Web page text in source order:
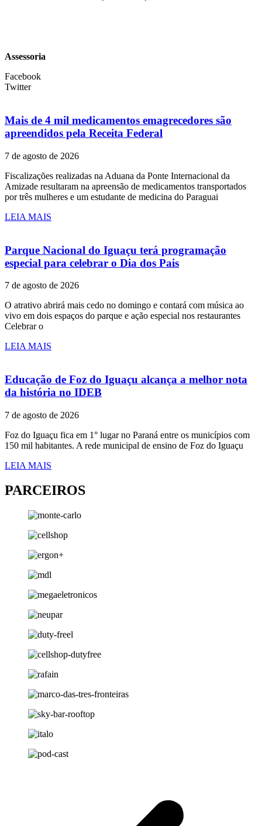
Assessoria
Facebook
Twitter
Mais de 4 mil medicamentos emagrecedores são
apreendidos pela Receita Federal
7 de agosto de 2026
Fiscalizações realizadas na Aduana da Ponte Internacional da
Amizade resultaram na apreensão de medicamentos transportados
por três mulheres e um estudante de medicina do Paraguai
LEIA MAIS
Parque Nacional do Iguaçu terá programação
especial para celebrar o Dia dos Pais
7 de agosto de 2026
O atrativo abrirá mais cedo no domingo e contará com música ao
vivo em dois espaços do parque e ação especial nos restaurantes
Celebrar o
LEIA MAIS
Educação de Foz do Iguaçu alcança a melhor nota
da história no IDEB
7 de agosto de 2026
Foz do Iguaçu fica em 1° lugar no Paraná entre os municípios com
150 mil habitantes. A rede municipal de ensino de Foz do Iguaçu
LEIA MAIS
PARCEIROS